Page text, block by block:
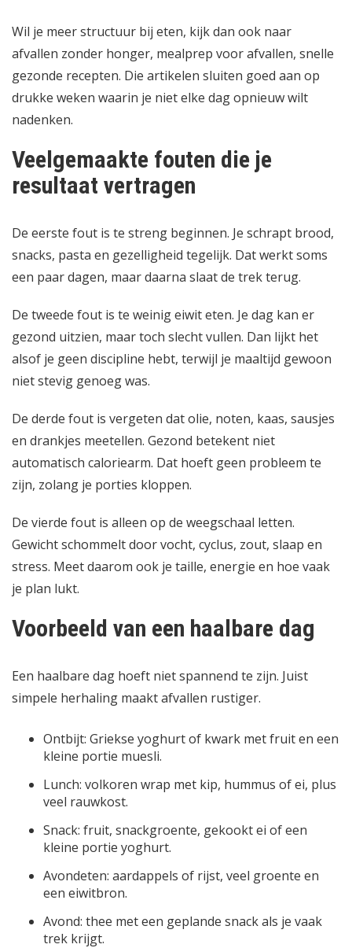
Wil je meer structuur bij eten, kijk dan ook naar
afvallen zonder honger, mealprep voor afvallen, snelle
gezonde recepten. Die artikelen sluiten goed aan op
drukke weken waarin je niet elke dag opnieuw wilt
nadenken.
Veelgemaakte fouten die je
resultaat vertragen
De eerste fout is te streng beginnen. Je schrapt brood,
snacks, pasta en gezelligheid tegelijk. Dat werkt soms
een paar dagen, maar daarna slaat de trek terug.
De tweede fout is te weinig eiwit eten. Je dag kan er
gezond uitzien, maar toch slecht vullen. Dan lijkt het
alsof je geen discipline hebt, terwijl je maaltijd gewoon
niet stevig genoeg was.
De derde fout is vergeten dat olie, noten, kaas, sausjes
en drankjes meetellen. Gezond betekent niet
automatisch caloriearm. Dat hoeft geen probleem te
zijn, zolang je porties kloppen.
De vierde fout is alleen op de weegschaal letten.
Gewicht schommelt door vocht, cyclus, zout, slaap en
stress. Meet daarom ook je taille, energie en hoe vaak
je plan lukt.
Voorbeeld van een haalbare dag
Een haalbare dag hoeft niet spannend te zijn. Juist
simpele herhaling maakt afvallen rustiger.
Ontbijt: Griekse yoghurt of kwark met fruit en een
kleine portie muesli.
Lunch: volkoren wrap met kip, hummus of ei, plus
veel rauwkost.
Snack: fruit, snackgroente, gekookt ei of een
kleine portie yoghurt.
Avondeten: aardappels of rijst, veel groente en
een eiwitbron.
Avond: thee met een geplande snack als je vaak
trek krijgt.